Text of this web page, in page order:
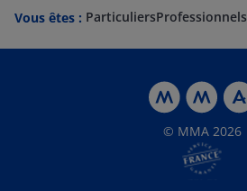
Vous êtes : ParticuliersProfessionnels
© MMA 2026